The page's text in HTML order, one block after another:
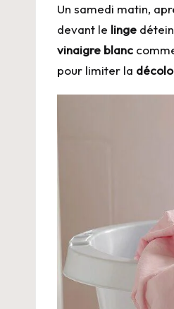
Un samedi matin,
devant le linge
vinaigre blanc
pour limiter la